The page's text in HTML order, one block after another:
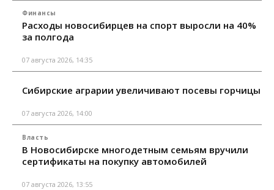
Финансы
Расходы новосибирцев на спорт выросли на 40%
за полгода
07 августа 2026, 14:35
Сибирские аграрии увеличивают посевы горчицы
07 августа 2026, 14:00
Власть
В Новосибирске многодетным семьям вручили
сертификаты на покупку автомобилей
07 августа 2026, 13:55